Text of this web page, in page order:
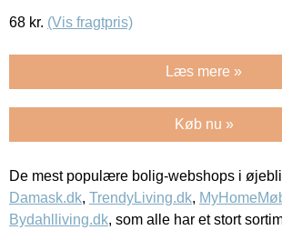
68 kr. (Vis fragtpris)
Læs mere »
Køb nu »
De mest populære bolig-webshops i
Damask.dk, TrendyLiving.dk,
Bydahlliving.dk, som alle har et stort